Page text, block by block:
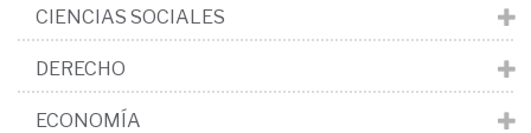
CIENCIAS SOCIALES
DERECHO
ECONOMÍA